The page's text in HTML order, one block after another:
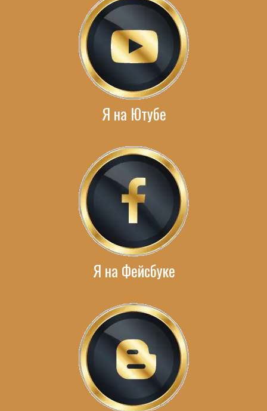
Я на Ютубе
Я на Фейсбуке